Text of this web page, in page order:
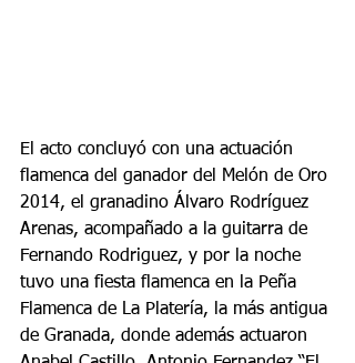
El acto concluyó con una actuación
flamenca del ganador del Melón de Oro
2014, el granadino Álvaro Rodríguez
Arenas, acompañado a la guitarra de
Fernando Rodriguez, y por la noche
tuvo una fiesta flamenca en la Peña
Flamenca de La Platería, la más antigua
de Granada, donde además actuaron